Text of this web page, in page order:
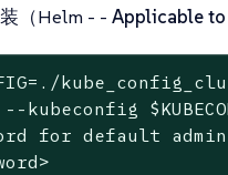
（Helm - - Applicable to
kubeconfig
for default